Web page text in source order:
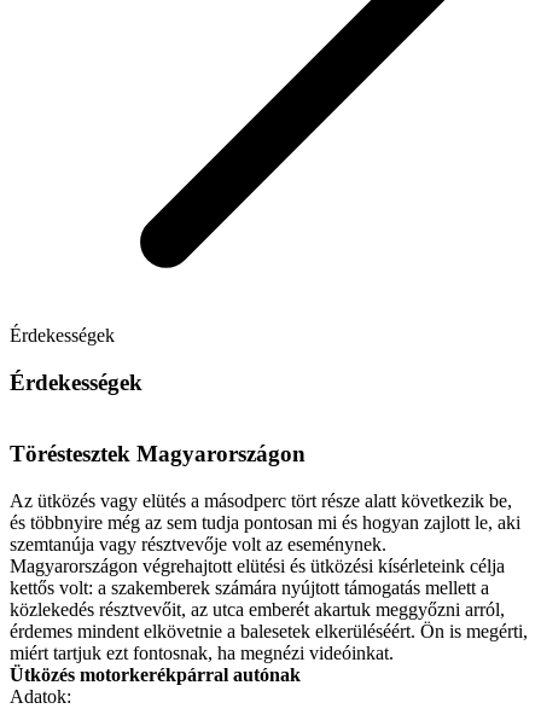
Érdekességek
Érdekességek
Töréstesztek Magyarországon
Az ütközés vagy elütés a másodperc tört része alatt következik be,
és többnyire még az sem tudja pontosan mi és hogyan zajlott le, aki
szemtanúja vagy résztvevője volt az eseménynek.
Magyarországon végrehajtott elütési és ütközési kísérleteink célja
kettős volt: a szakemberek számára nyújtott támogatás mellett a
közlekedés résztvevőit, az utca emberét akartuk meggyőzni arról,
érdemes mindent elkövetnie a balesetek elkerüléséért. Ön is megérti,
miért tartjuk ezt fontosnak, ha megnézi videóinkat.
Ütközés motorkerékpárral autónak
Adatok: